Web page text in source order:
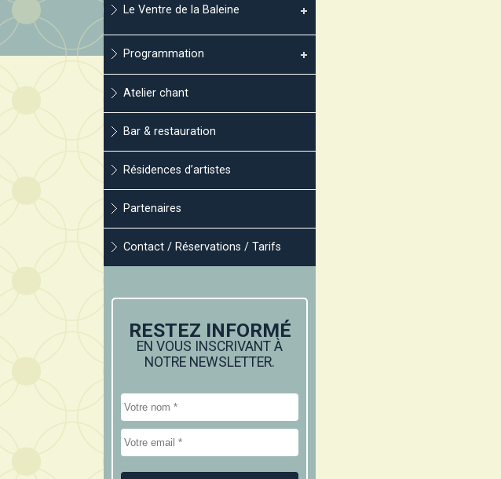
Le Ventre de la Baleine
Programmation
Atelier chant
Bar & restauration
Résidences d’artistes
Partenaires
Contact / Réservations / Tarifs
RESTEZ INFORMÉ
EN VOUS INSCRIVANT À
NOTRE NEWSLETTER.